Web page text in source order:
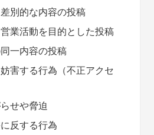
別的な内容の投稿
業活動を目的とした投稿
一内容の投稿
害する行為（不正アクセ
せや脅迫
反する行為